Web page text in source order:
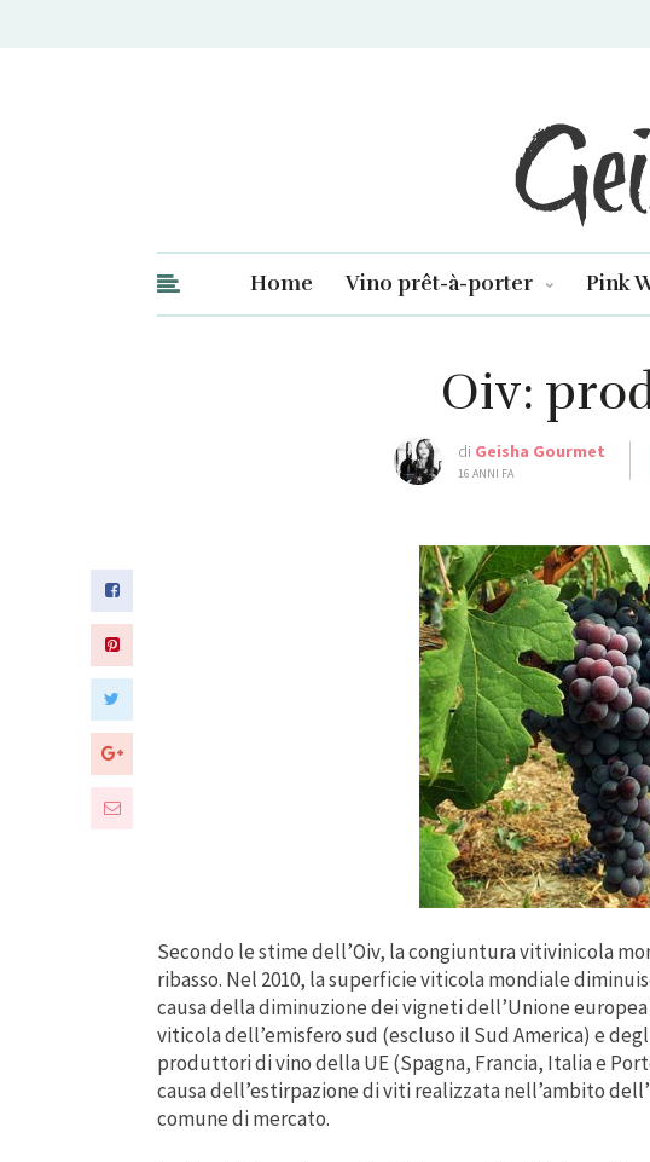
Home Vino prêt-à-porter Pink
Oiv:
di Geisha Gourmet
16 ANNI FA
Secondo le stime dell’Oiv, la congiuntura vitivinicola
ribasso. Nel 2010, la superficie viticola mondiale
causa della diminuzione dei vigneti dell’Unione
viticola dell’emisfero sud (escluso il Sud America) e
produttori di vino della UE (Spagna, Francia, Italia e
causa dell’estirpazione di viti realizzata nell’ambito
comune di mercato.